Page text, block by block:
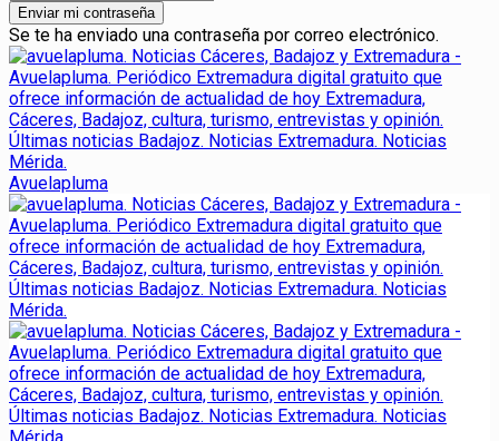
Se te ha enviado una contraseña por correo electrónico.
Avuelapluma